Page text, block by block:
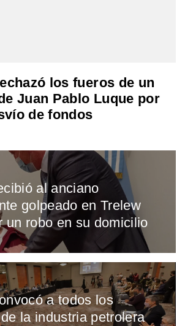
los fueros de un
Juan Pablo Luque por
de fondos
al anciano
golpeado en Trelew
un robo en su domicilio
a todos los
la industria petrolera